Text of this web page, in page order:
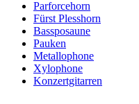
Parforcehorn
Fürst Plesshorn
Bassposaune
Pauken
Metallophone
Xylophone
Konzertgitarren